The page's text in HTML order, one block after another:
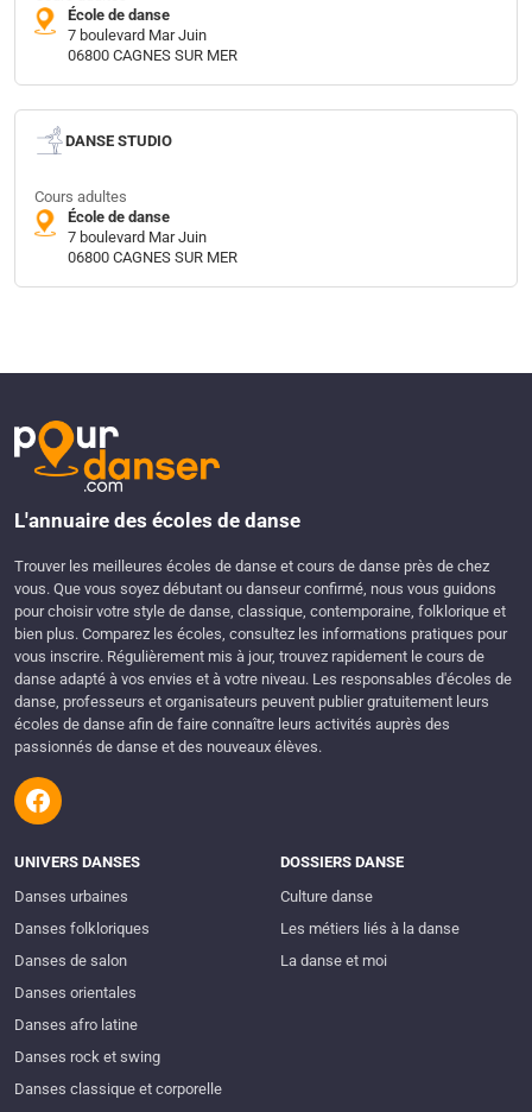
École de danse
7 boulevard Mar Juin
06800 CAGNES SUR MER
DANSE STUDIO
Cours adultes
École de danse
7 boulevard Mar Juin
06800 CAGNES SUR MER
L'annuaire des écoles de danse
Trouver les meilleures écoles de danse et cours de danse près de chez
vous. Que vous soyez débutant ou danseur confirmé, nous vous guidons
pour choisir votre style de danse, classique, contemporaine, folklorique et
bien plus. Comparez les écoles, consultez les informations pratiques pour
vous inscrire. Régulièrement mis à jour, trouvez rapidement le cours de
danse adapté à vos envies et à votre niveau. Les responsables d'écoles de
danse, professeurs et organisateurs peuvent publier gratuitement leurs
écoles de danse afin de faire connaître leurs activités auprès des
passionnés de danse et des nouveaux élèves.
UNIVERS DANSES
Danses urbaines
Danses folkloriques
Danses de salon
Danses orientales
Danses afro latine
Danses rock et swing
Danses classique et corporelle
DOSSIERS DANSE
Culture danse
Les métiers liés à la danse
La danse et moi